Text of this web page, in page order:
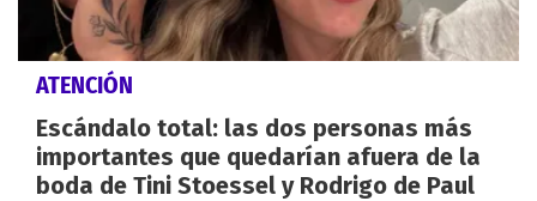
ATENCIÓN
Escándalo total: las dos personas más
importantes que quedarían afuera de la
boda de Tini Stoessel y Rodrigo de Paul